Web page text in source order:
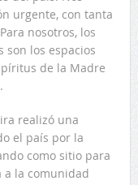
urgente, con tanta
nosotros, los
son los espacios
de la Madre
realizó una
el país por la
como sitio para
la comunidad